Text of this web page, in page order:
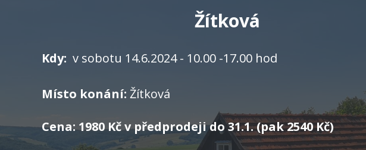
Žítková
Kdy: v sobotu 14.6.2024 - 10.00 -17.00 hod
Místo konání: Žítková
Cena: 1980 Kč v předprodeji do 31.1. (pak 2540 Kč)